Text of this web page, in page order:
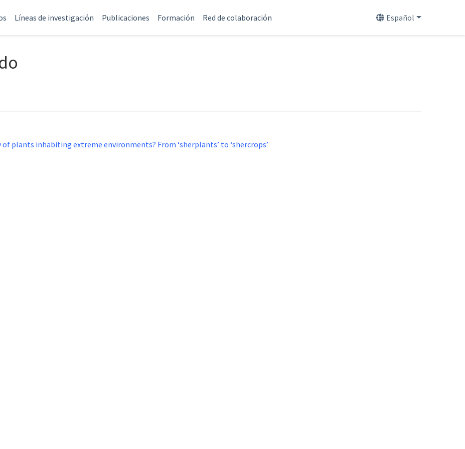
Líneas de investigación Publicaciones Formación Red de colaboración Español
plants inhabiting extreme environments? From ‘sherplants’ to ‘shercrops’